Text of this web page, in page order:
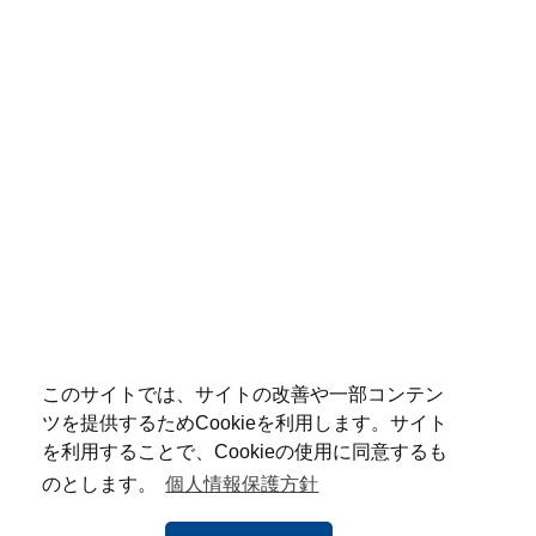
このサイトでは、サイトの改善や一部コンテン
ツを提供するためCookieを利用します。サイト
を利用することで、Cookieの使用に同意するも
のとします。
個人情報保護方針